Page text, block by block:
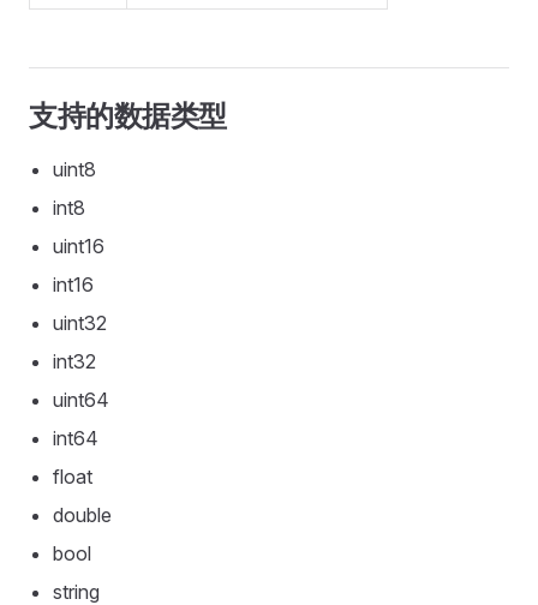
支持的数据类型
uint8
int8
uint16
int16
uint32
int32
uint64
int64
float
double
bool
string